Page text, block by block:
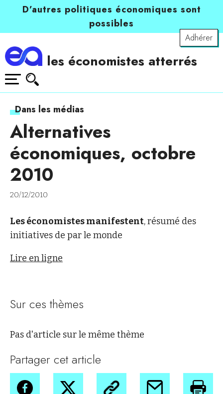
D’autres politiques économiques sont
possibles
Adhérer
les économistes atterrés
Dans les médias
Alternatives
économiques, octobre
2010
20/12/2010
Les économistes manifestent, résumé des
initiatives de par le monde
Lire en ligne
Sur ces thèmes
Pas d'article sur le même thème
Partager cet article